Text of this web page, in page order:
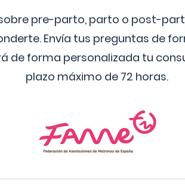
pre-parto, parto o post-
Envía tus preguntas de
de forma personalizada tu
plazo máximo de 72 horas.